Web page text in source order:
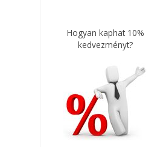
Hogyan kaphat 10%
kedvezményt?